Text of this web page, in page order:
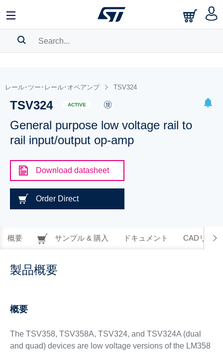
BOOKMARK
Pleaselog in to show your saved searches.
レール･ツー･レール･オペアンプ TSV324
TSV324 ACTIVE
General purpose low voltage rail to
rail input/output op-amp
Download datasheet
Order Direct
概要 サンプル & 購入 ドキュメント CADリソー
製品概要
概要
The TSV358, TSV358A, TSV324, and TSV324A (dual
and quad) devices are low voltage versions of the LM358